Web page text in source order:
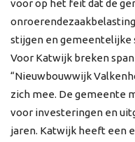
voor op het feit dat de
stijgen en gemeentelijke
Voor Katwijk breken
“Nieuwbouwwijk
zich mee. De gemeente
voor investeringen en
jaren. Katwijk heeft een